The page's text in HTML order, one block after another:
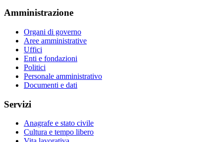
Amministrazione
Organi di governo
Aree amministrative
Uffici
Enti e fondazioni
Politici
Personale amministrativo
Documenti e dati
Servizi
Anagrafe e stato civile
Cultura e tempo libero